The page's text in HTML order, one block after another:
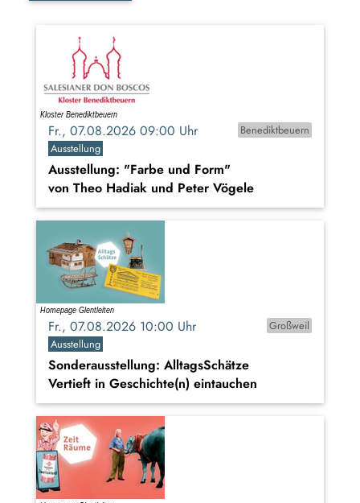
Fr., 07.08.2026 09:00 Uhr
Benediktbeuern
Ausstellung
Ausstellung: "Farbe und Form"
von Theo Hadiak und Peter Vögele
Fr., 07.08.2026 10:00 Uhr
Großweil
Ausstellung
Sonderausstellung: AlltagsSchätze
Vertieft in Geschichte(n) eintauchen